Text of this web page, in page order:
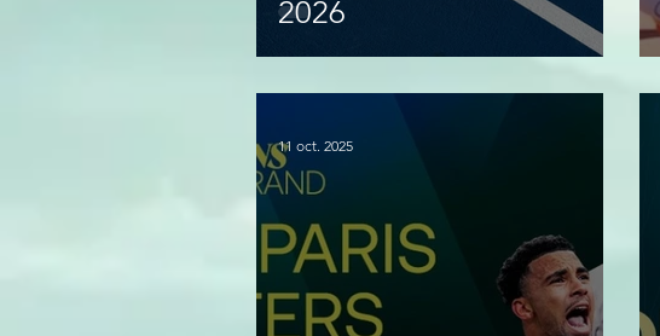
2026
11 oct. 2025